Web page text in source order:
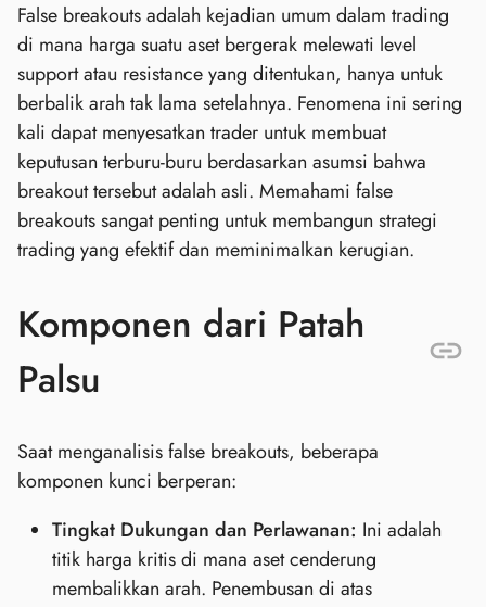
False breakouts adalah kejadian umum dalam trading
di mana harga suatu aset bergerak melewati level
support atau resistance yang ditentukan, hanya untuk
berbalik arah tak lama setelahnya. Fenomena ini sering
kali dapat menyesatkan trader untuk membuat
keputusan terburu-buru berdasarkan asumsi bahwa
breakout tersebut adalah asli. Memahami false
breakouts sangat penting untuk membangun strategi
trading yang efektif dan meminimalkan kerugian.
Komponen dari Patah
Palsu
Saat menganalisis false breakouts, beberapa
komponen kunci berperan:
Tingkat Dukungan dan Perlawanan: Ini adalah
titik harga kritis di mana aset cenderung
membalikkan arah. Penembusan di atas